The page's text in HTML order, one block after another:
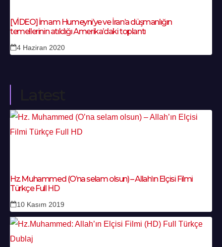
[VİDEO] İmam Humeyni’ye ve İran’a düşmanlığın
temellerinin atıldığı Amerika’daki toplantı
4 Haziran 2020
Hz. Muhammed (O’na selam olsun) – Allah’ın Elçisi Filmi
Türkçe Full HD
10 Kasım 2019